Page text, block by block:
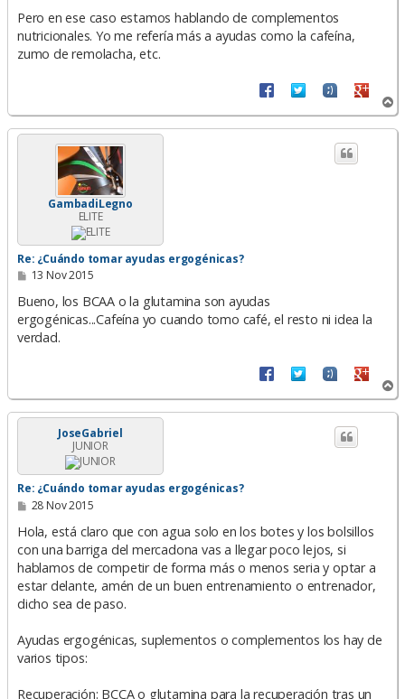
n
a
j
Pero en ese caso estamos hablando de complementos
nutricionales. Yo me refería más a ayudas como la cafeína,
zumo de remolacha, etc.
r
r
GambadiLegno
ELITE
Re: ¿Cuándo tomar ayudas ergogénicas?
M
n
a
j
13 Nov 2015
Bueno, los BCAA o la glutamina son ayudas
ergogénicas...Cafeína yo cuando tomo café, el resto ni idea la
verdad.
r
r
JoseGabriel
JUNIOR
Re: ¿Cuándo tomar ayudas ergogénicas?
M
n
a
j
e
28 Nov 2015
Hola, está claro que con agua solo en los botes y los bolsillos
con una barriga del mercadona vas a llegar poco lejos, si
hablamos de competir de forma más o menos seria y optar a
estar delante, amén de un buen entrenamiento o entrenador,
dicho sea de paso.
Ayudas ergogénicas, suplementos o complementos los hay de
varios tipos:
Recuperación: BCCA o glutamina para la recuperación tras un